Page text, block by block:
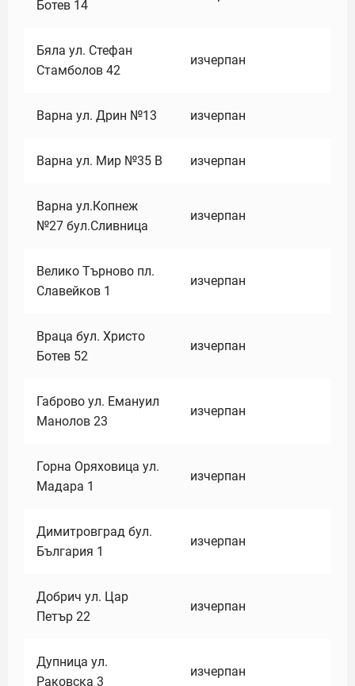
Ботев 14
Бяла ул. Стефан
Стамболов 42
изчерпан
Варна ул. Дрин №13 изчерпан
Варна ул. Мир №35 В изчерпан
Варна ул.Копнеж
№27 бул.Сливница
изчерпан
Велико Търново пл.
Славейков 1
изчерпан
Враца бул. Христо
Ботев 52
изчерпан
Габрово ул. Емануил
Манолов 23
изчерпан
Горна Оряховица ул.
Мадара 1
изчерпан
Димитровград бул.
България 1
изчерпан
Добрич ул. Цар
Петър 22
изчерпан
Дупница ул.
Раковска 3
изчерпан